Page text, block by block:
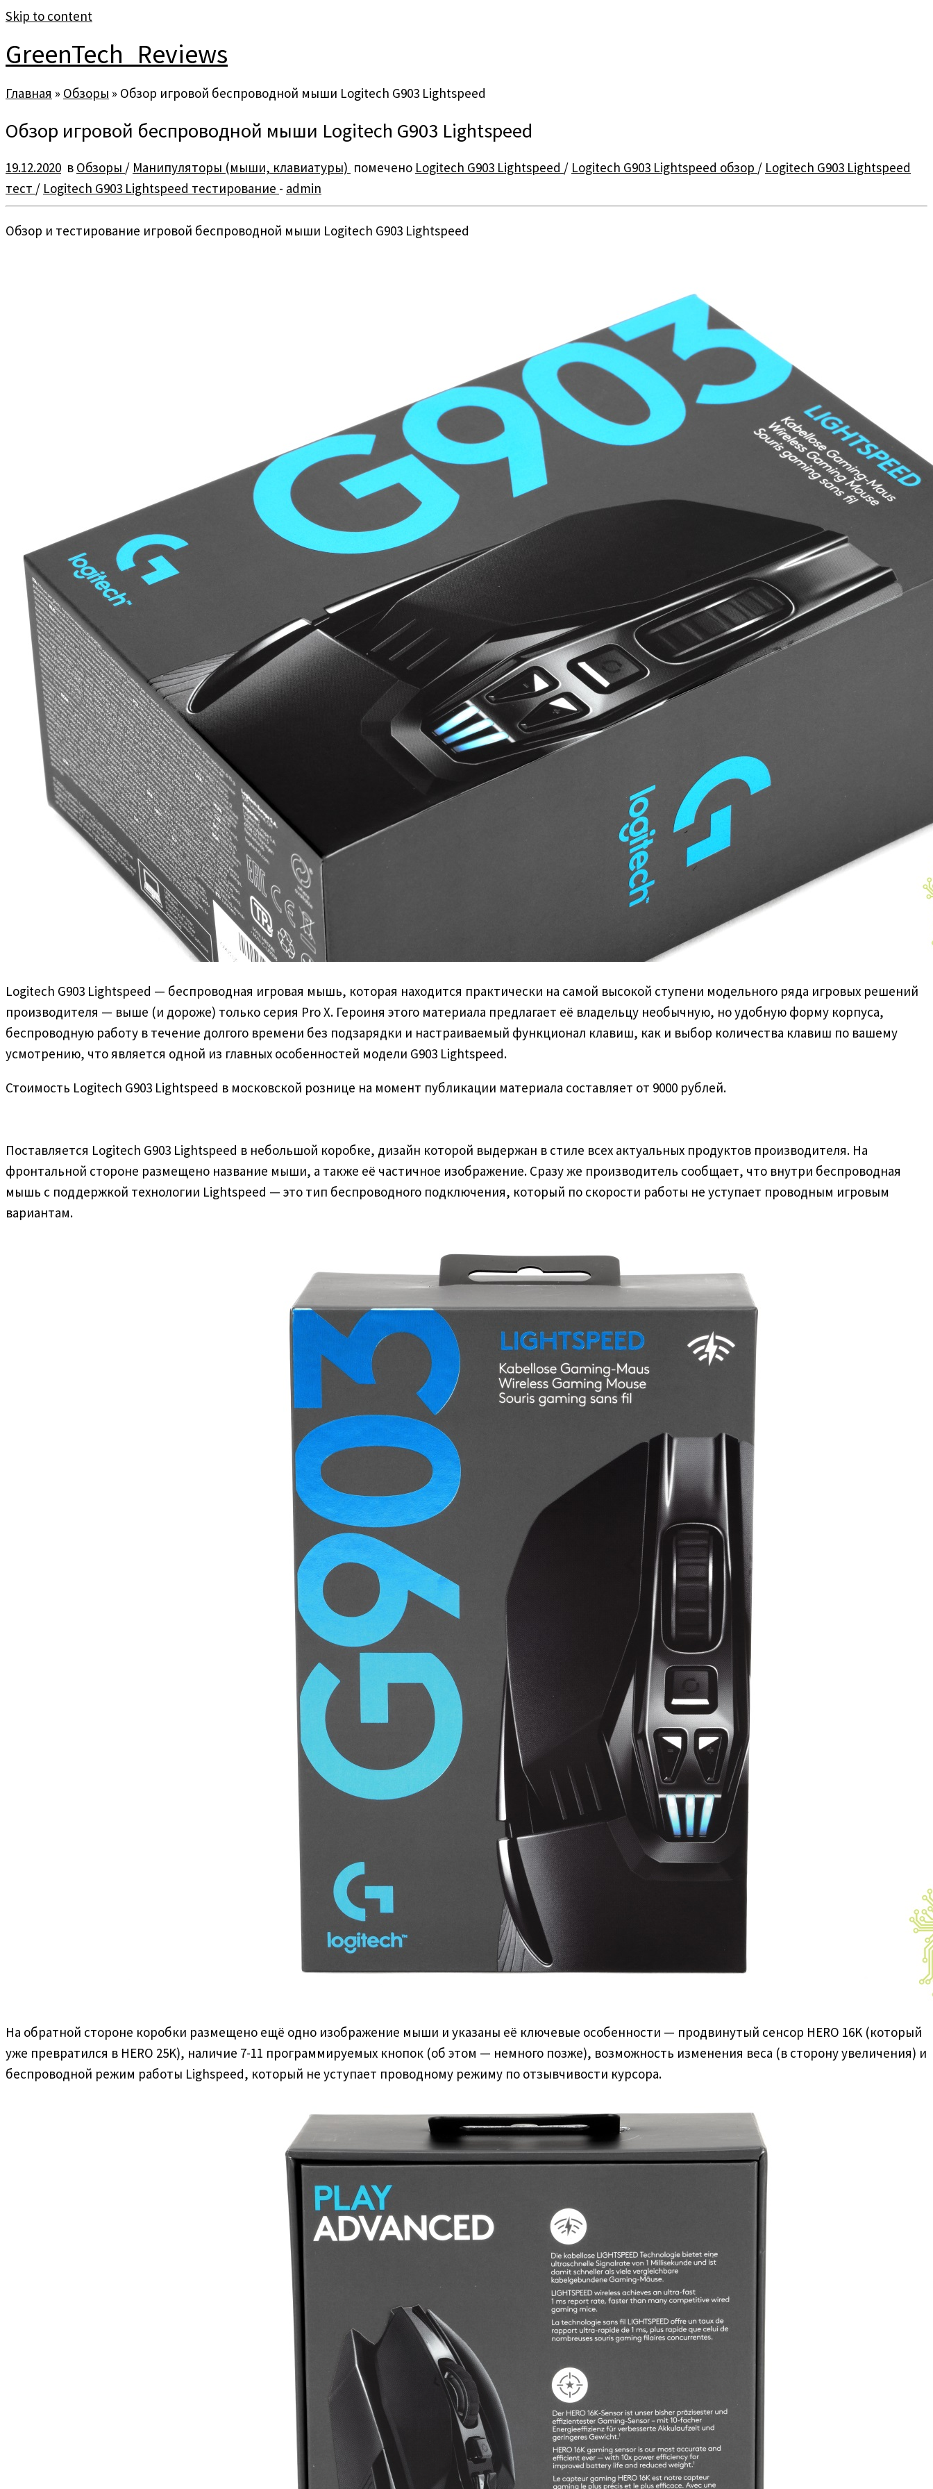
Skip to content
GreenTech_Reviews
Главная » Обзоры » Обзор игровой беспроводной мыши Logitech G903 Lightspeed
Обзор игровой беспроводной мыши Logitech G903 Lightspeed
19.12.2020 в Обзоры / Манипуляторы (мыши, клавиатуры) помечено Logitech G903 Lightspeed / Logitech G903 Lightspeed обзор / Logitech G903 Lightspeed
тест / Logitech G903 Lightspeed тестирование - admin
Обзор и тестирование игровой беспроводной мыши Logitech G903 Lightspeed
Logitech G903 Lightspeed — беспроводная игровая мышь, которая находится практически на самой высокой ступени модельного ряда игровых решений
производителя — выше (и дороже) только серия Pro X. Героиня этого материала предлагает её владельцу необычную, но удобную форму корпуса,
беспроводную работу в течение долгого времени без подзарядки и настраиваемый функционал клавиш, как и выбор количества клавиш по вашему
усмотрению, что является одной из главных особенностей модели G903 Lightspeed.
Стоимость Logitech G903 Lightspeed в московской рознице на момент публикации материала составляет от 9000 рублей.
Поставляется Logitech G903 Lightspeed в небольшой коробке, дизайн которой выдержан в стиле всех актуальных продуктов производителя. На
фронтальной стороне размещено название мыши, а также её частичное изображение. Сразу же производитель сообщает, что внутри беспроводная
мышь с поддержкой технологии Lightspeed — это тип беспроводного подключения, который по скорости работы не уступает проводным игровым
вариантам.
На обратной стороне коробки размещено ещё одно изображение мыши и указаны её ключевые особенности — продвинутый сенсор HERO 16K (который
уже превратился в HERO 25K), наличие 7-11 программируемых кнопок (об этом — немного позже), возможность изменения веса (в сторону увеличения) и
беспроводной режим работы Lighspeed, который не уступает проводному режиму по отзывчивости курсора.